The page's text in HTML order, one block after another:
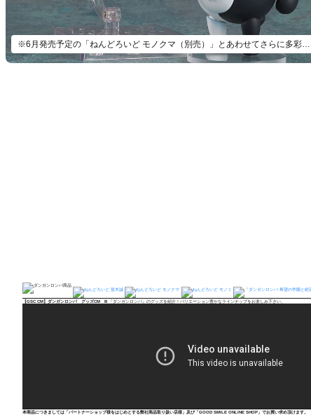
※6月発売予定の「ねんどろいど モノクマ（別売）」とあわせてさらに多彩なゲーム中のシーンを表現可能！
【GSC CM】ダンガンロンパ グッズCM B 『ダンガンロンパ』のグッズを紹介！バリエーション豊かなラインナップをお楽しみ下さい。
本商品につきましては「パートナーショップ様をはじめとする弊社商品取り扱い店様」及び「GOOD SMILE ONLINE SHOP」でお買い求め頂けます。